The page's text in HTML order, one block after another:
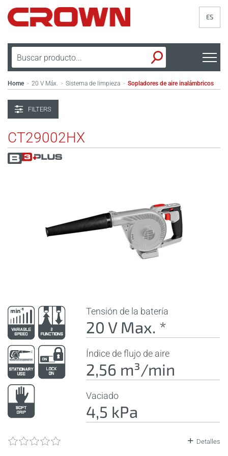
ES
Home > 20 V Máx. > Sistema de limpieza > Sopladores de aire inalámbricos
FILTERS
CT29002HX
Tensión de la batería
20 V Max. *
Índice de flujo de aire
2,56 m³/min
Vaciado
4,5 kPa
Detalles